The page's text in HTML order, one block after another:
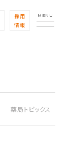
採用
情報
MENU
薬局トピックス